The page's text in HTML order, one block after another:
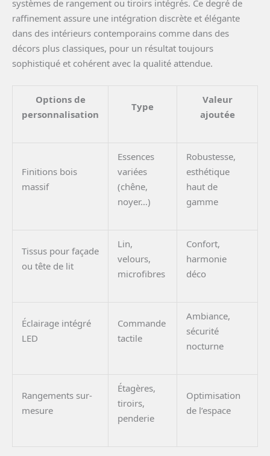
systèmes de rangement ou tiroirs intégrés. Ce degré de
raffinement assure une intégration discrète et élégante
dans des intérieurs contemporains comme dans des
décors plus classiques, pour un résultat toujours
sophistiqué et cohérent avec la qualité attendue.
Options de
personnalisation
Type
Valeur
ajoutée
Finitions bois
massif
Essences
variées
(chêne,
noyer…)
Robustesse,
esthétique
haut de
gamme
Tissus pour façade
ou tête de lit
Lin,
velours,
microfibres
Confort,
harmonie
déco
Éclairage intégré
LED
Commande
tactile
Ambiance,
sécurité
nocturne
Rangements sur-
mesure
Étagères,
tiroirs,
penderie
Optimisation
de l’espace